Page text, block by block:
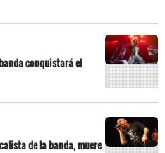
conquistará el
de la banda, muere